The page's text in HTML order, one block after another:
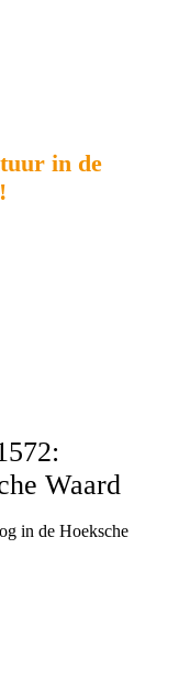
in de
Waard
in de Hoeksche